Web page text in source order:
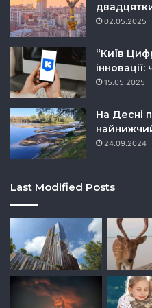
02.05.2025
“Київ
15.05.2025
На Десні
24.09.2024
Last Modified Posts